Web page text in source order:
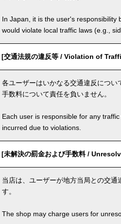
In Japan, it is the user's
would violate local traffic laws (e.g.,
[交通法規の違反等 / Violation of
各ユーザーはいかなる交通違反につ
手数料について責任を負いません。
Each user is responsible for any
incurred due to violations.
[未解決の罰金および手数料 /
当店は、ユーザーが地方当局との交
す。
The shop may charge users for